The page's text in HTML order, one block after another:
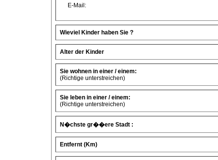
E-Mail:
Wieviel Kinder haben Sie ?
Alter der Kinder
Sie wohnen in einer / einem:
(Richtige unterstreichen)
Sie leben in einer / einem:
(Richtige unterstreichen)
N�chste gr��ere Stadt :
Entfernt (Km)